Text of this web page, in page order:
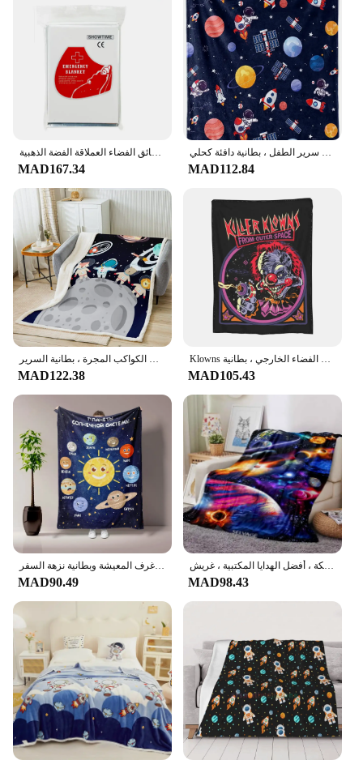
Usage and Purpose: Enhances the ambiance of any
room
Typical Adaptive Scenario: Ideal for children's
bedrooms, playrooms, or even adult spaces with a
love for space exploration
Shape or Size or Weight or Quantity: Varies
depending on the set chosen, but each set is
designed to create a cohesive and impactful space
Features:
**Transform Your Space with a Galactic Touch**
Immerse yourself in the wonders of the universe
with our space-themed room decor sets, designed to
transport you to the final frontier. Whether you're
looking to add a touch of celestial charm to your
child's bedroom or create a futuristic sanctuary for
adults, our sets are the perfect solution. With a
variety of designs and styles to choose from, you
can select the perfect set to match your personal
taste and room's existing decor.
**Durable and Versatile Decor**
Crafted from high-quality materials, our space-
themed room decor is built to last. Each set is
meticulously designed to withstand the test of time,
ensuring that your room remains a cosmic haven for
years to come. Whether you're looking to add a
touch of whimsy to a nursery or create a full-blown
space station in your living room, our sets are
versatile enough to adapt to any room size or
layout.
**A Universe of Possibilities**
Our space-themed room decor sets are not just
about looks; they're about creating an immersive
experience. Each set includes a variety of pieces
that work together to bring your space theme to life.
From wall decals and light fixtures to floor mats and
bedding, every element is designed to complement
the others, creating a cohesive and visually
stunning environment. Whether you're looking to
enhance your room's aesthetics or create a space-
themed play area for your kids, our sets are perfect
بطانيات الطوارئ بطانية حرارية للبقاء في الهواء الطلق طقم الإنقاذ للإسعافات الأولية معدات التخييم والمشي لمسافات طويلة رقائق الفضاء العملاقة الفضة الذهبية
MAD167.34
بطانية الفضاء الخارجي للأولاد ، موضوع رائد الفضاء الناعم ، بطانية من الفانيلا القطيفة للحضانة سرير الطفل ، بطانية دافئة كحلي
MAD112.84
بطانية رمي الفضاء الخارجي للأطفال ، حيوان الكرتون ، بطانية رائد الفضاء للأريكة ، أريكة ، صواريخ الكواكب المجرة ، بطانية السرير
MAD122.38
Klowns القاتل المريح من الفضاء الخارجي ، بطانية Merch ، رميات وبطانيات ديكورية منزلية ، صوف خفيف الوزن لغرفة النوم
MAD105.43
بطانية رقيقة من الفلانيل مطبوعة عالية الدقة على شكل كواكب شخصية كرتونية. استخدام لجميع المواسم للأريكة والأسرة وغرف المعيشة وبطانية نزهة السفر
MAD90.49
خفيفة الوزن للغاية لينة أفخم الفانيلا يلقي ، بطانية غرفة الفضاء ، نجوم المجرة ، بطانية للأريكة ، السرير ، الأريكة ، أفضل الهدايا المكتبية ، غريش
MAD98.43